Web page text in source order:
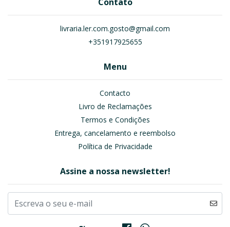
livraria.ler.com.gosto@gmail.com
+351917925655
Menu
Contacto
Livro de Reclamações
Termos e Condições
Entrega, cancelamento e reembolso
Política de Privacidade
Assine a nossa newsletter!